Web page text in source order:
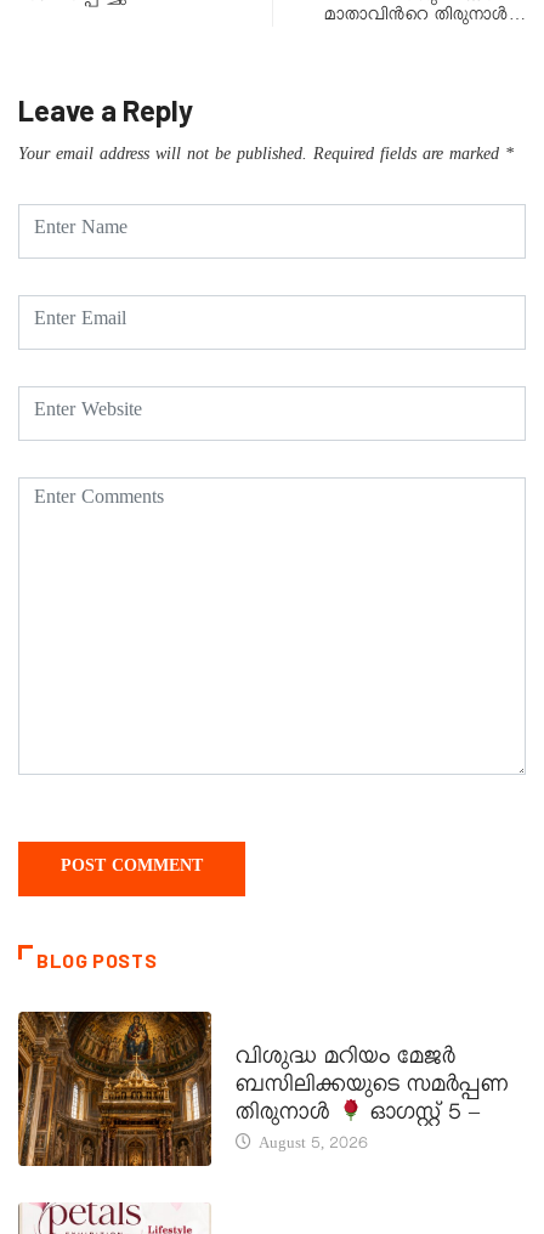
മാതാവിൻറെ തിരുനാൾ…
Leave a Reply
Your email address will not be published. Required fields are marked *
BLOG POSTS
വിശുദ്ധ മറിയം മേജർ
ബസിലിക്കയുടെ സമർപ്പണ
തിരുനാൾ
ഓഗസ്റ്റ് 5 –
August 5, 2026